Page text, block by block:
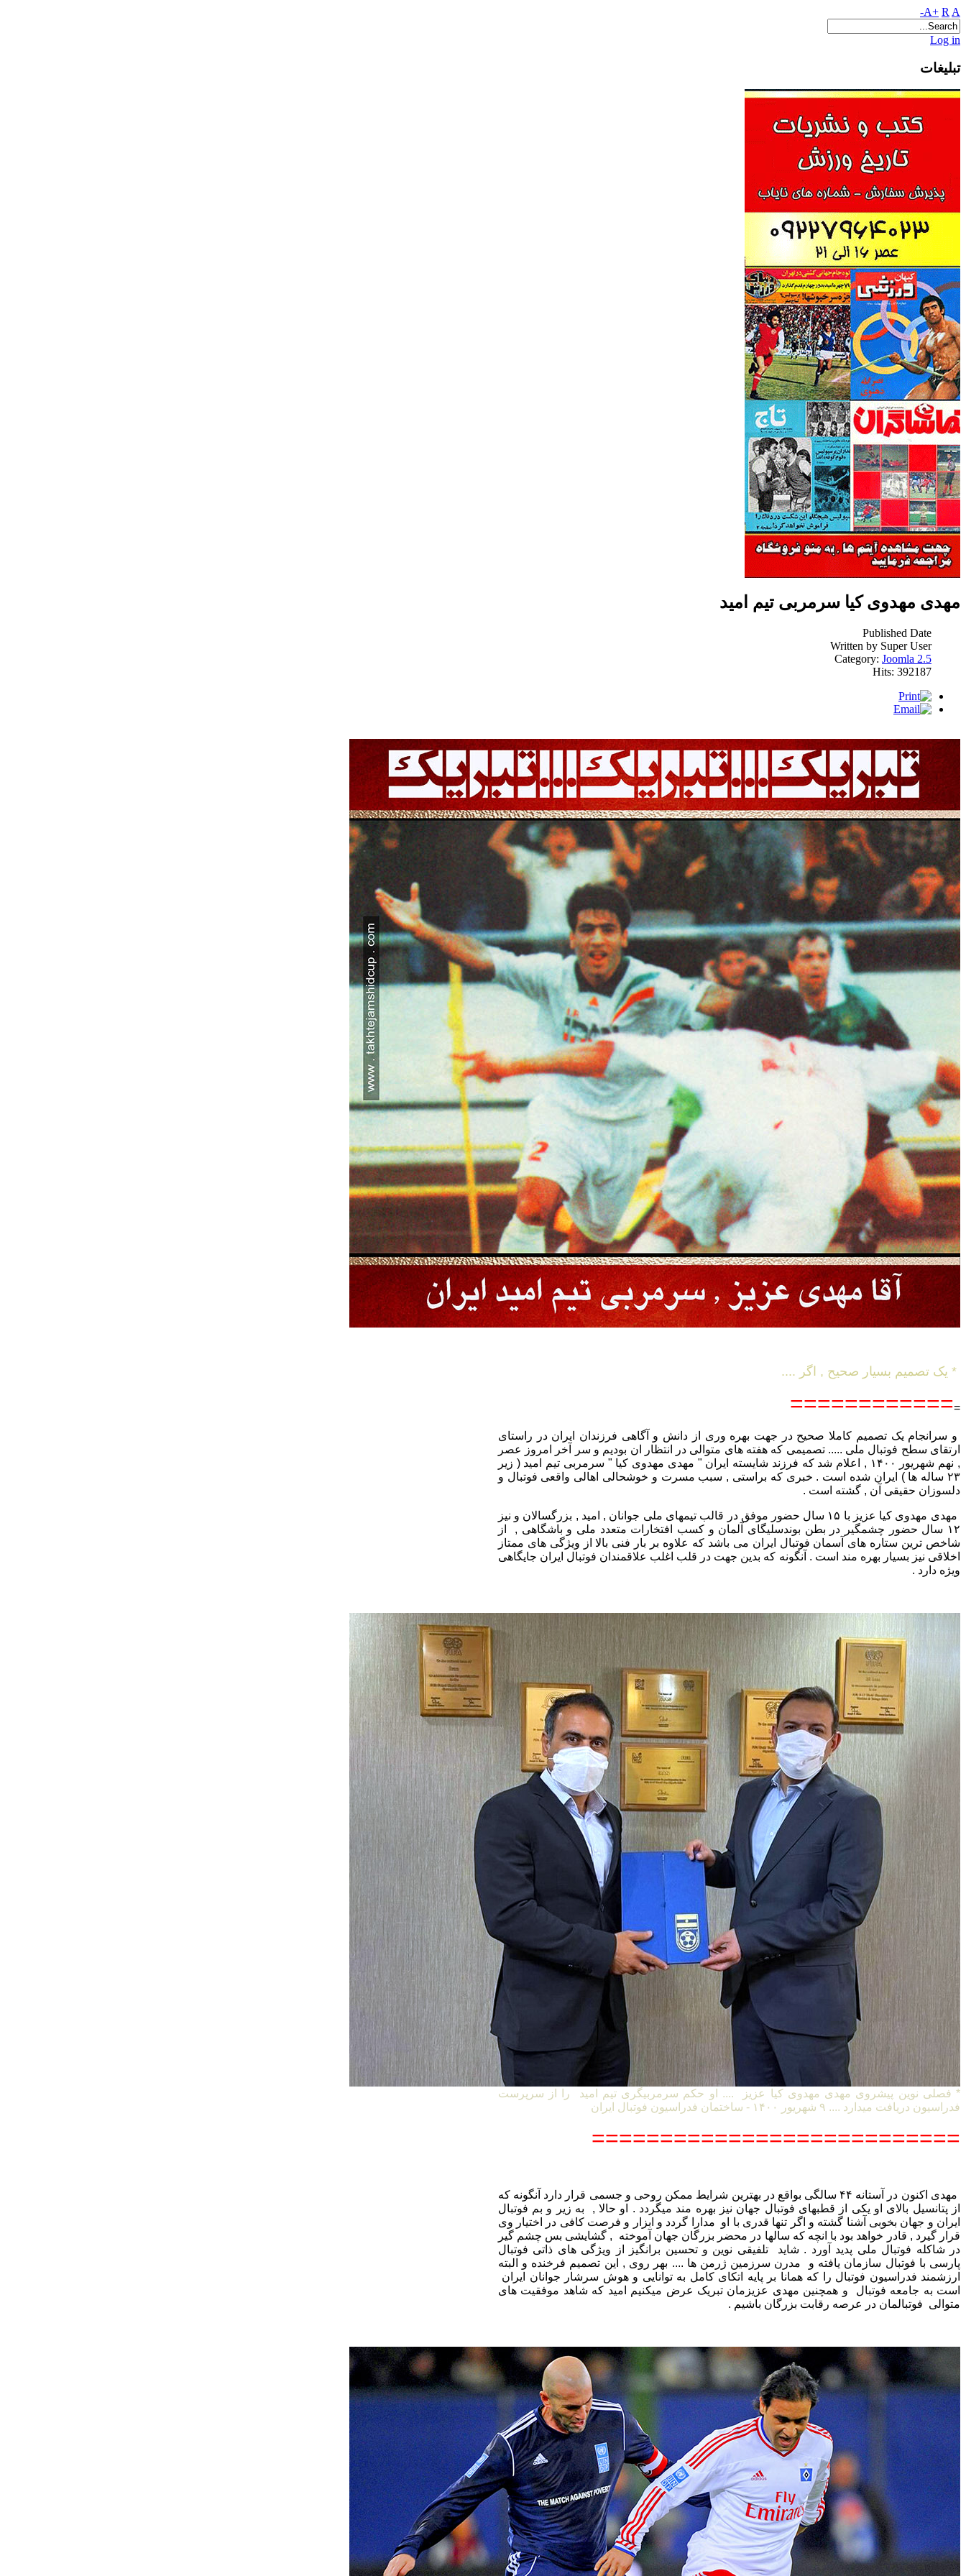
A+ R A-
Log in
تبلیغات
مهدی مهدوی کیا سرمربی تیم امید
Published Date
Written by Super User
Category: Joomla 2.5
Hits: 392187
* یک تصمیم بسیار صحیح , اگر ....
=
============
و سرانجام یک تصمیم کاملا صحیح در جهت بهره وری از دانش و آگاهی فرزندان ایران در راستای
ارتقای سطح فوتبال ملی ..... تصمیمی که هفته های متوالی در انتظار ان بودیم و سر آخر امروز عصر
, نهم شهریور ۱۴۰۰ , اعلام شد که فرزند شایسته ایران " مهدی مهدوی کیا " سرمربی تیم امید ( زیر
۲۳ ساله ها ) ایران شده است . خبری که براستی , سبب مسرت و خوشحالی اهالی واقعی فوتبال و
دلسوزان حقیقی آن , گشته است .
مهدی مهدوی کیا عزیز با ۱۵ سال حضور موفق در قالب تیمهای ملی جوانان , امید , بزرگسالان و نیز
۱۲ سال حضور چشمگیر در بطن بوندسلیگای آلمان و کسب افتخارات متعدد ملی و باشگاهی , از
شاخص ترین ستاره های آسمان فوتبال ایران می باشد که علاوه بر بار فنی بالا از ویژگی های ممتاز
اخلاقی نیز بسیار بهره مند است . آنگونه که بدین جهت در قلب اغلب علاقمندان فوتبال ایران جایگاهی
ویژه دارد .
* فصلی نوین پیشروی مهدی مهدوی کیا عزیز .... او حکم سرمربیگری تیم امید را از سرپرست
فدراسیون دریافت میدارد .... ۹ شهریور ۱۴۰۰ - ساختمان فدراسیون فوتبال ایران
===========================
مهدی اکنون در آستانه ۴۴ سالگی بواقع در بهترین شرایط ممکن روحی و جسمی قرار دارد آنگونه که
از پتانسیل بالای او یکی از قطبهای فوتبال جهان نیز بهره مند میگردد . او حالا , به زیر و بم فوتبال
ایران و جهان بخوبی آشنا گشته و اگر تنها قدری با او مدارا گردد و ابزار و فرصت کافی در اختیار وی
قرار گیرد , قادر خواهد بود با انچه که سالها در محضر بزرگان جهان آموخته , گشایشی بس چشم گیر
در شاکله فوتبال ملی پدید آورد . شاید تلفیقی نوین و تحسین برانگیز از ویژگی های ذاتی فوتبال
پارسی با فوتبال سازمان یافته و مدرن سرزمین ژرمن ها .... بهر روی , این تصمیم فرخنده و البته
ارزشمند فدراسیون فوتبال را که همانا بر پایه اتکای کامل به توانایی و هوش سرشار جوانان ایران
است به جامعه فوتبال و همچنین مهدی عزیزمان تبریک عرض میکنیم امید که شاهد موفقیت های
متوالی فوتبالمان در عرصه رقابت بزرگان باشیم .